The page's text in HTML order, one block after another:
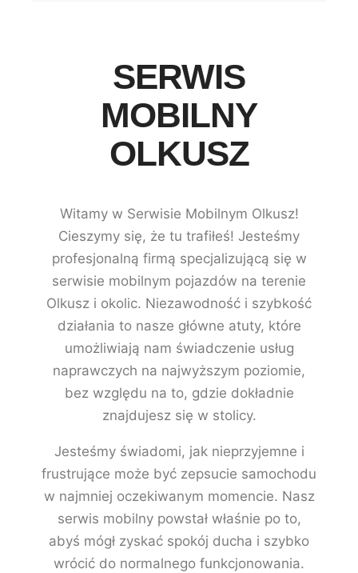
SERWIS
MOBILNY
OLKUSZ
Witamy w Serwisie Mobilnym Olkusz!
Cieszymy się, że tu trafiłeś! Jesteśmy
profesjonalną firmą specjalizującą się w
serwisie mobilnym pojazdów na terenie
Olkusz i okolic. Niezawodność i szybkość
działania to nasze główne atuty, które
umożliwiają nam świadczenie usług
naprawczych na najwyższym poziomie,
bez względu na to, gdzie dokładnie
znajdujesz się w stolicy.
Jesteśmy świadomi, jak nieprzyjemne i
frustrujące może być zepsucie samochodu
w najmniej oczekiwanym momencie. Nasz
serwis mobilny powstał właśnie po to,
abyś mógł zyskać spokój ducha i szybko
wrócić do normalnego funkcjonowania.